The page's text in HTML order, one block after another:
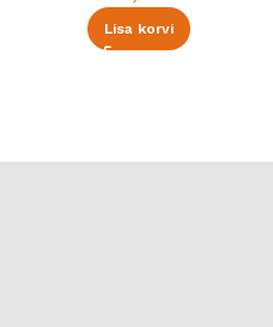
Lisa korvi